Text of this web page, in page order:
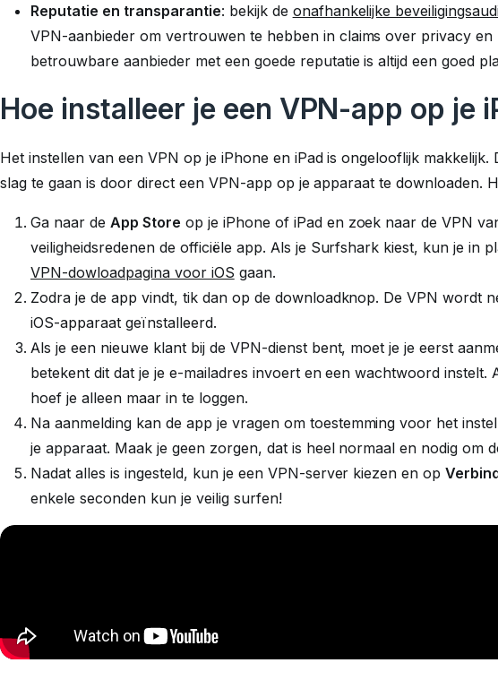
Reputatie en transparantie: bekijk de onafhankelijke
VPN-aanbieder om vertrouwen te hebben in claims over privacy en
betrouwbare aanbieder met een goede reputatie is altijd een goed
Hoe installeer je een VPN-app op je
Het instellen van een VPN op je iPhone en iPad is ongelooflijk makkelijk.
slag te gaan is door direct een VPN-app op je apparaat te downloaden.
Ga naar de App Store op je iPhone of iPad en zoek naar de VPN
veiligheidsredenen de officiële app. Als je Surfshark kiest, kun je in
VPN-dowloadpagina voor iOS gaan.
Zodra je de app vindt, tik dan op de downloadknop. De VPN wordt
iOS-apparaat geïnstalleerd.
Als je een nieuwe klant bij de VPN-dienst bent, moet je je eerst
betekent dit dat je je e-mailadres invoert en een wachtwoord instelt.
hoef je alleen maar in te loggen.
Na aanmelding kan de app je vragen om toestemming voor het
je apparaat. Maak je geen zorgen, dat is heel normaal en nodig om
Nadat alles is ingesteld, kun je een VPN-server kiezen en op
enkele seconden kun je veilig surfen!